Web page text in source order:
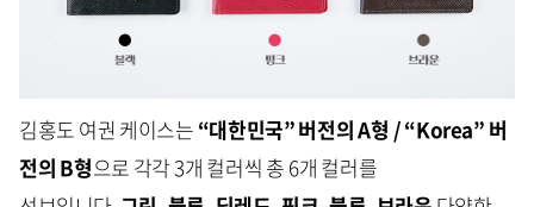
김홍도 여권 케이스는 “대한민국” 버전의 A형 / “Korea” 버
전의 B형으로 각각 3개 컬러씩 총 6개 컬러를